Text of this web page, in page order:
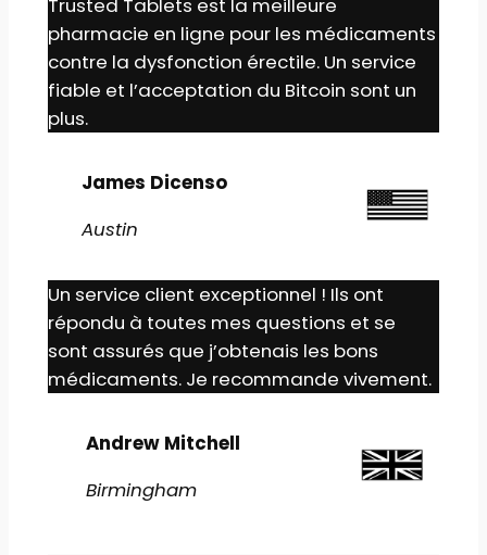
pharmacie en ligne pour les médicaments
contre la dysfonction érectile. Un service
fiable et l’acceptation du Bitcoin sont un
plus.
James Dicenso
Austin
Un service client exceptionnel ! Ils ont
répondu à toutes mes questions et se
sont assurés que j’obtenais les bons
médicaments. Je recommande vivement.
Andrew Mitchell
Birmingham